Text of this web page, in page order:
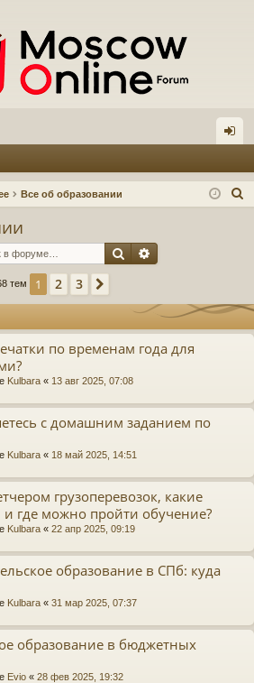
д
Все об образовании
Поиск
тем 1 2 3
по временам года для
Kulbara « 13 авг 2025, 07:08
с домашним заданием по
Kulbara « 18 май 2025, 14:51
грузоперевозок, какие
где можно пройти обучение?
Kulbara « 22 апр 2025, 09:19
образование в СПб: куда
Kulbara « 31 мар 2025, 07:37
образование в бюджетных
Evio « 28 фев 2025, 19:32